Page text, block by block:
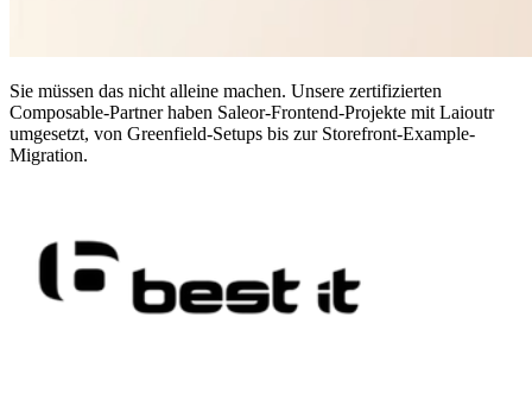
Sie müssen das nicht alleine machen. Unsere zertifizierten
Composable-Partner haben Saleor-Frontend-Projekte mit Laioutr
umgesetzt, von Greenfield-Setups bis zur Storefront-Example-
Migration.